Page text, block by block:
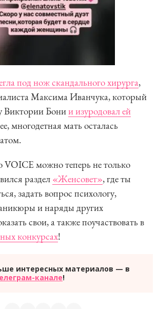
под нож скандального хирурга,
Максима Иванчука, который
Виктории Бонии изуродовал ей
многодетная мать осталась
можно теперь не только
раздел «Женсовет», где ты
задать вопрос психологу,
и наряды других
свои, а также поучаствовать в
конкурсах!
интересных материалов — в
канале!